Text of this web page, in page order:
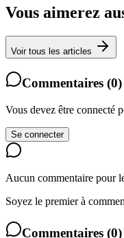
Vous aimerez
Voir tous les articles
Commentaires (0)
Vous devez être connecté
Se connecter
Aucun commentaire pour
Soyez le premier à
Commentaires (0)